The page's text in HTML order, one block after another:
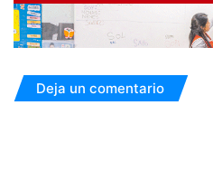
Deja un comentario